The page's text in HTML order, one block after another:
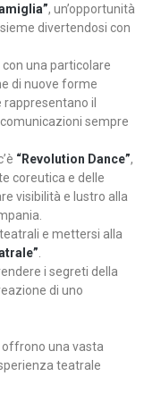
, un’opportunità
divertendosi con
una particolare
di nuove forme
il
sempre
“Revolution Dance”,
coreutica e delle
visibilità e lustro alla
e mettersi alla
i segreti della
di uno
offrono una vasta
teatrale